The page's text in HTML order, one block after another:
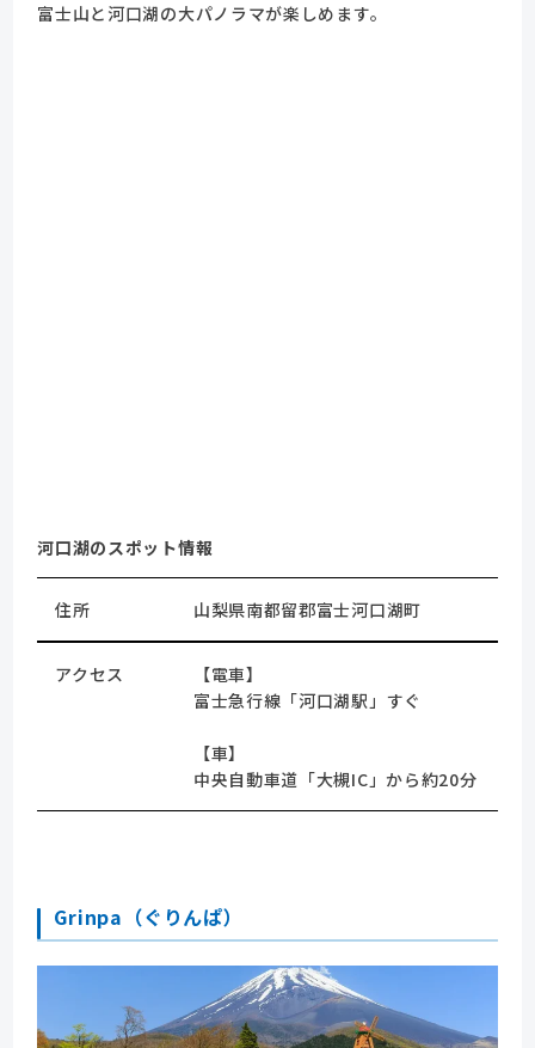
富士山と河口湖の大パノラマが楽しめます。
河口湖のスポット情報
住所 山梨県南都留郡富士河口湖町
アクセス
【電車】
富士急行線「河口湖駅」すぐ
【車】
中央自動車道「大槻IC」から約20分
Grinpa（ぐりんぱ）